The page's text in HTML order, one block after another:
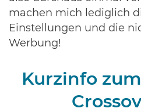
machen mich lediglich
Einstellungen und die
Werbung!
Kurzinfo